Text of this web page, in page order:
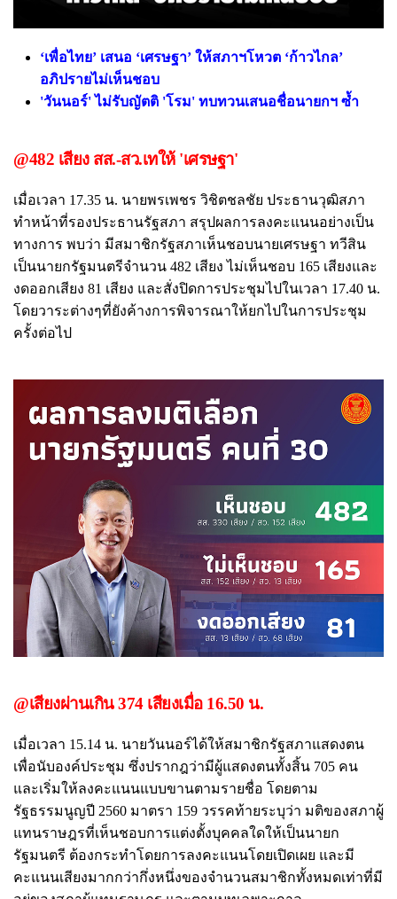
‘เพื่อไทย’ เสนอ ‘เศรษฐา’ ให้สภาฯโหวต ‘ก้าวไกล’
อภิปรายไม่เห็นชอบ
'วันนอร์' ไม่รับญัตติ 'โรม' ทบทวนเสนอชื่อนายกฯ ซ้ำ
@482 เสียง สส.-สว.เทให้ 'เศรษฐา'
เมื่อเวลา 17.35 น. นายพรเพชร วิชิตชลชัย ประธานวุฒิสภา
ทำหน้าที่รองประธานรัฐสภา สรุปผลการลงคะแนนอย่างเป็น
ทางการ พบว่า มีสมาชิกรัฐสภาเห็นชอบนายเศรษฐา ทวีสิน
เป็นนายกรัฐมนตรีจำนวน 482 เสียง ไม่เห็นชอบ 165 เสียงและ
งดออกเสียง 81 เสียง และสั่งปิดการประชุมไปในเวลา 17.40 น.
โดยวาระต่างๆที่ยังค้างการพิจารณาให้ยกไปในการประชุม
ครั้งต่อไป
@เสียงผ่านเกิน 374 เสียงเมื่อ 16.50 น.
เมื่อเวลา 15.14 น. นายวันนอร์ได้ให้สมาชิกรัฐสภาแสดงตน
เพื่อนับองค์ประชุม ซึ่งปรากฎว่ามีผู้แสดงตนทั้งสิ้น 705 คน
และเริ่มให้ลงคะแนนแบบขานตามรายชื่อ โดยตาม
รัฐธรรมนูญปี 2560 มาตรา 159 วรรคท้ายระบุว่า มติของสภาผู้
แทนราษฎรที่เห็นชอบการแต่งตั้งบุคคลใดให้เป็นนายก
รัฐมนตรี ต้องกระทำโดยการลงคะแนนโดยเปิดเผย และมี
คะแนนเสียงมากกว่ากึ่งหนึ่งของจำนวนสมาชิกทั้งหมดเท่าที่มี